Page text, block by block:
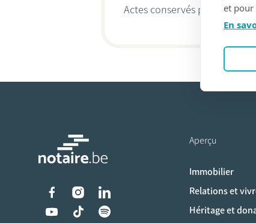
Actes conservés par
Benoît
Liens vers les réseaux
Aperçu
Immobilier
Relations et
Héritage et
et pour
En